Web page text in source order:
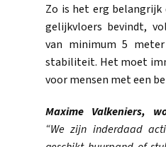
Zo is het erg
gelijkvloers bevindt,
van minimum 5
stabiliteit. Het moet
voor mensen met een
Maxime Valkeniers,
“We zijn inderdaad